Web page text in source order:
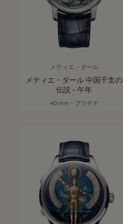
メティエ・ダール
メティエ・ダール 中国干支の
伝説 - 午年
40 mm - プラチナ